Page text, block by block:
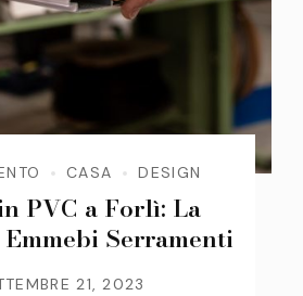
CASA DESIGN
PVC a Forlì: La
Serramenti
21, 2023